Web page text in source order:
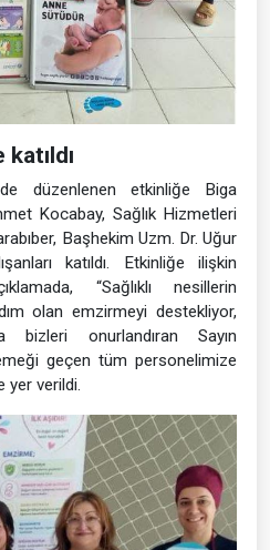
düzenlenen etkinliğe Biga
Kocabay, Sağlık Hizmetleri
Başhekim Uzm. Dr. Uğur
katıldı. Etkinliğe ilişkin
“Sağlıklı nesillerin
olan emzirmeyi destekliyor,
bizleri onurlandıran Sayın
geçen tüm personelimize
yer verildi.